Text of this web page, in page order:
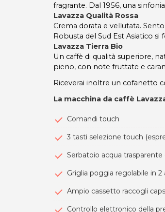
fragrante. Dal 1956, una
Lavazza Qualità Rossa
Crema dorata e vellutata.
Robusta del Sud Est Asiatico
Lavazza Tierra Bio
Un caffè di qualità superiore,
pieno, con note fruttate e
Riceverai inoltre un cofanetto
La macchina da caffè
Comandi touch
3 tasti selezione touch
Serbatoio acqua trasparente
Griglia poggia regolabile in 2
Ampio cassetto raccogli
Controllo elettronico della